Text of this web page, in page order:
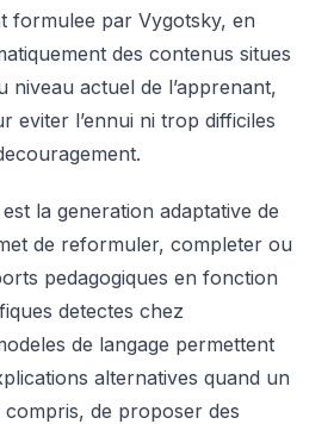
formulee par Vygotsky, en
des contenus situes
niveau actuel de l’apprenant,
eviter l’ennui ni trop difficiles
la generation adaptative de
de reformuler, completer ou
pedagogiques en fonction
detectes chez
de langage permettent
alternatives quand un
compris, de proposer des